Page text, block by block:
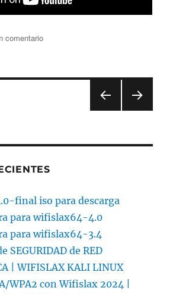
comentarioen
SEGURIDAD
INALAMBRICA
KALI
ERIO NA
final iso para descarga
para wifislax64-4.0
para wifislax64-3.4
SEGURIDAD de RED
| WIFISLAX KALI LINUX
WPA2 con Wifislax 2024 |